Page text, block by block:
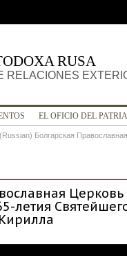
RUSA
RELACIONES
EL OFICIO DEL
(Russian) Болгарская
летия